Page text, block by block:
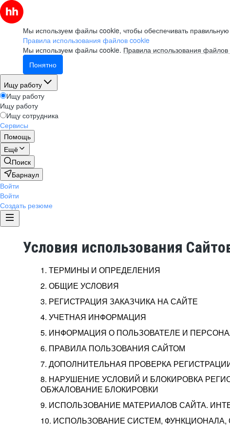
Мы используем файлы cookie, чтобы обеспечивать
Правила использования файлов cookie
Мы используем файлы cookie. Правила использования файлов
Понятно
Ищу работу
Ищу работу
Ищу работу
Ищу сотрудника
Сервисы
Помощь
Ещё
Поиск
Барнаул
Войти
Войти
Создать резюме
Условия использования
1. ТЕРМИНЫ И ОПРЕДЕЛЕНИЯ
2. ОБЩИЕ УСЛОВИЯ
3. РЕГИСТРАЦИЯ ЗАКАЗЧИКА НА САЙТЕ
4. УЧЕТНАЯ ИНФОРМАЦИЯ
5. ИНФОРМАЦИЯ О ПОЛЬЗОВАТЕЛЕ И
6. ПРАВИЛА ПОЛЬЗОВАНИЯ САЙТОМ
7. ДОПОЛНИТЕЛЬНАЯ ПРОВЕРКА
8. НАРУШЕНИЕ УСЛОВИЙ И БЛОКИРОВКА
ОБЖАЛОВАНИЕ БЛОКИРОВКИ
9. ИСПОЛЬЗОВАНИЕ МАТЕРИАЛОВ САЙТА.
10. ИСПОЛЬЗОВАНИЕ СИСТЕМ,